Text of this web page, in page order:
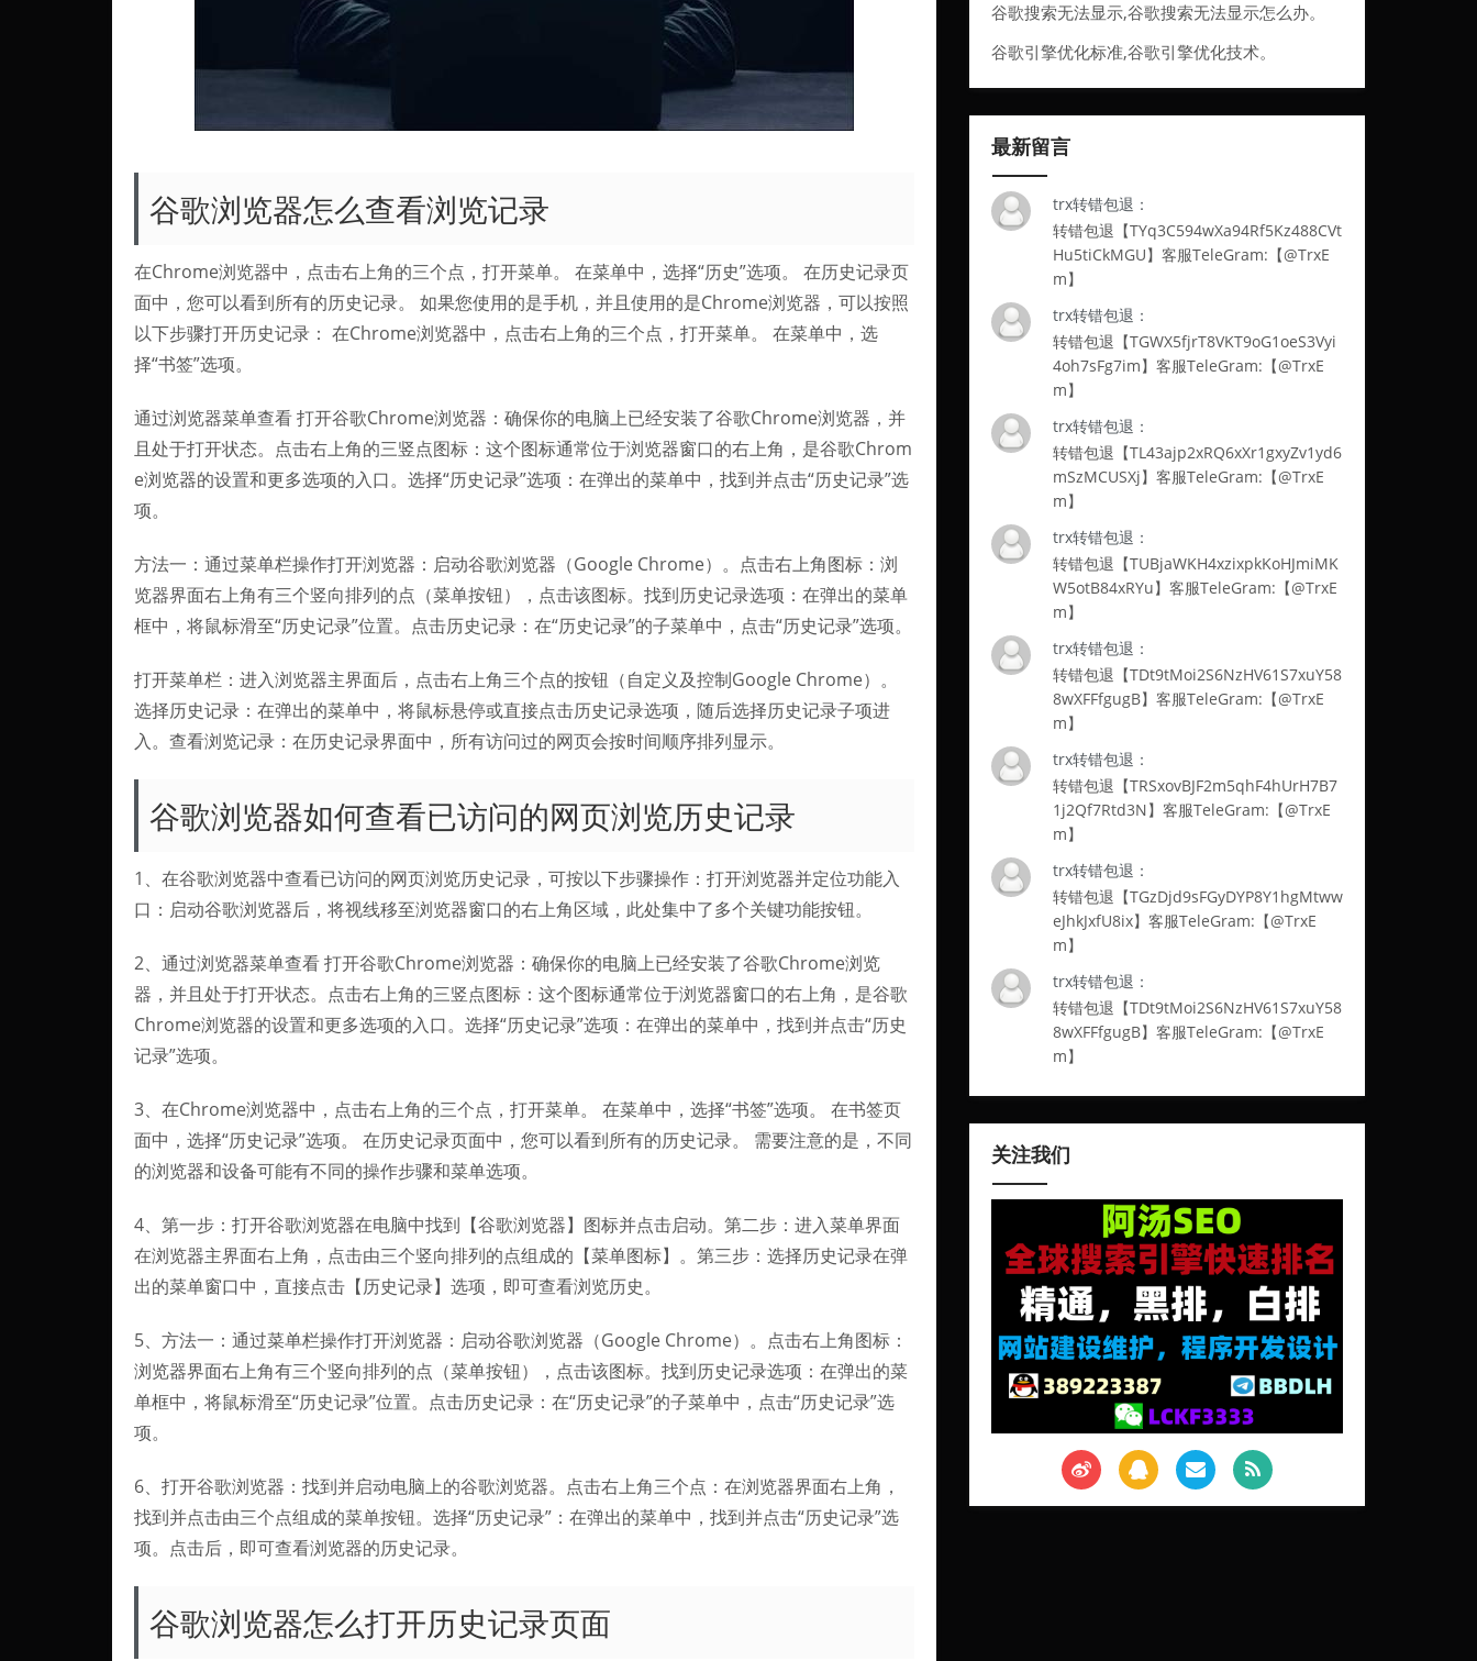
谷歌浏览器怎么查看浏览记录
在Chrome浏览器中，点击右上角的三个点，打开菜单。 在菜单中，选择“历史”选项。 在历史记录页
面中，您可以看到所有的历史记录。 如果您使用的是手机，并且使用的是Chrome浏览器，可以按照
以下步骤打开历史记录： 在Chrome浏览器中，点击右上角的三个点，打开菜单。 在菜单中，选
择“书签”选项。
通过浏览器菜单查看 打开谷歌Chrome浏览器：确保你的电脑上已经安装了谷歌Chrome浏览器，并
且处于打开状态。点击右上角的三竖点图标：这个图标通常位于浏览器窗口的右上角，是谷歌Chrom
e浏览器的设置和更多选项的入口。选择“历史记录”选项：在弹出的菜单中，找到并点击“历史记录”选
项。
方法一：通过菜单栏操作打开浏览器：启动谷歌浏览器（Google Chrome）。点击右上角图标：浏
览器界面右上角有三个竖向排列的点（菜单按钮），点击该图标。找到历史记录选项：在弹出的菜单
框中，将鼠标滑至“历史记录”位置。点击历史记录：在“历史记录”的子菜单中，点击“历史记录”选项。
打开菜单栏：进入浏览器主界面后，点击右上角三个点的按钮（自定义及控制Google Chrome）。
选择历史记录：在弹出的菜单中，将鼠标悬停或直接点击历史记录选项，随后选择历史记录子项进
入。查看浏览记录：在历史记录界面中，所有访问过的网页会按时间顺序排列显示。
谷歌浏览器如何查看已访问的网页浏览历史记录
1、在谷歌浏览器中查看已访问的网页浏览历史记录，可按以下步骤操作：打开浏览器并定位功能入
口：启动谷歌浏览器后，将视线移至浏览器窗口的右上角区域，此处集中了多个关键功能按钮。
2、通过浏览器菜单查看 打开谷歌Chrome浏览器：确保你的电脑上已经安装了谷歌Chrome浏览
器，并且处于打开状态。点击右上角的三竖点图标：这个图标通常位于浏览器窗口的右上角，是谷歌
Chrome浏览器的设置和更多选项的入口。选择“历史记录”选项：在弹出的菜单中，找到并点击“历史
记录”选项。
3、在Chrome浏览器中，点击右上角的三个点，打开菜单。 在菜单中，选择“书签”选项。 在书签页
面中，选择“历史记录”选项。 在历史记录页面中，您可以看到所有的历史记录。 需要注意的是，不同
的浏览器和设备可能有不同的操作步骤和菜单选项。
4、第一步：打开谷歌浏览器在电脑中找到【谷歌浏览器】图标并点击启动。第二步：进入菜单界面
在浏览器主界面右上角，点击由三个竖向排列的点组成的【菜单图标】。第三步：选择历史记录在弹
出的菜单窗口中，直接点击【历史记录】选项，即可查看浏览历史。
5、方法一：通过菜单栏操作打开浏览器：启动谷歌浏览器（Google Chrome）。点击右上角图标：
浏览器界面右上角有三个竖向排列的点（菜单按钮），点击该图标。找到历史记录选项：在弹出的菜
单框中，将鼠标滑至“历史记录”位置。点击历史记录：在“历史记录”的子菜单中，点击“历史记录”选
项。
6、打开谷歌浏览器：找到并启动电脑上的谷歌浏览器。点击右上角三个点：在浏览器界面右上角，
找到并点击由三个点组成的菜单按钮。选择“历史记录”：在弹出的菜单中，找到并点击“历史记录”选
项。点击后，即可查看浏览器的历史记录。
谷歌浏览器怎么打开历史记录页面
载
谷歌搜索无法显示,谷歌搜索无法显示怎么办。
谷歌引擎优化标准,谷歌引擎优化技术。
最新留言
trx转错包退：
转错包退【TYq3C594wXa94Rf5Kz488CVt
Hu5tiCkMGU】客服TeleGram:【@TrxE
m】
trx转错包退：
转错包退【TGWX5fjrT8VKT9oG1oeS3Vyi
4oh7sFg7im】客服TeleGram:【@TrxE
m】
trx转错包退：
转错包退【TL43ajp2xRQ6xXr1gxyZv1yd6
mSzMCUSXj】客服TeleGram:【@TrxE
m】
trx转错包退：
转错包退【TUBjaWKH4xzixpkKoHJmiMK
W5otB84xRYu】客服TeleGram:【@TrxE
m】
trx转错包退：
转错包退【TDt9tMoi2S6NzHV61S7xuY58
8wXFFfgugB】客服TeleGram:【@TrxE
m】
trx转错包退：
转错包退【TRSxovBJF2m5qhF4hUrH7B7
1j2Qf7Rtd3N】客服TeleGram:【@TrxE
m】
trx转错包退：
转错包退【TGzDjd9sFGyDYP8Y1hgMtww
eJhkJxfU8ix】客服TeleGram:【@TrxE
m】
trx转错包退：
转错包退【TDt9tMoi2S6NzHV61S7xuY58
8wXFFfgugB】客服TeleGram:【@TrxE
m】
关注我们